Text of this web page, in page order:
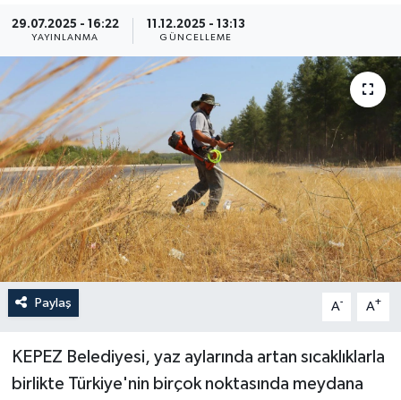
29.07.2025 - 16:22
YAYINLANMA
11.12.2025 - 13:13
GÜNCELLEME
Paylaş A- A+
KEPEZ Belediyesi, yaz aylarında artan sıcaklıklarla
birlikte Türkiye'nin birçok noktasında meydana
Günün Manşetleri
Haber Kuşakları
Haberler
KANALV Spor
Kültür Sanat
Magazin
Öğle Bülteni
Siyaset
Haber Arşivi